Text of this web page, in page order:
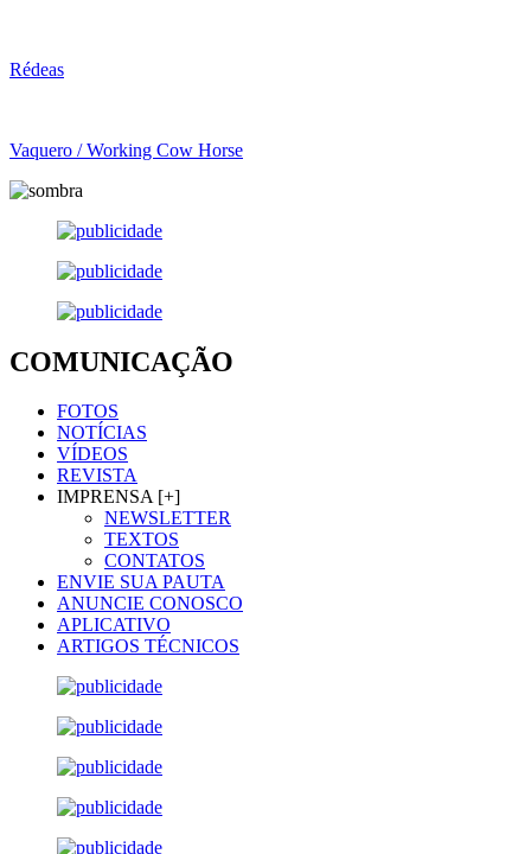
Rédeas
Vaquero / Working Cow Horse
COMUNICAÇÃO
FOTOS
NOTÍCIAS
VÍDEOS
REVISTA
IMPRENSA [+]
NEWSLETTER
TEXTOS
CONTATOS
ENVIE SUA PAUTA
ANUNCIE CONOSCO
APLICATIVO
ARTIGOS TÉCNICOS